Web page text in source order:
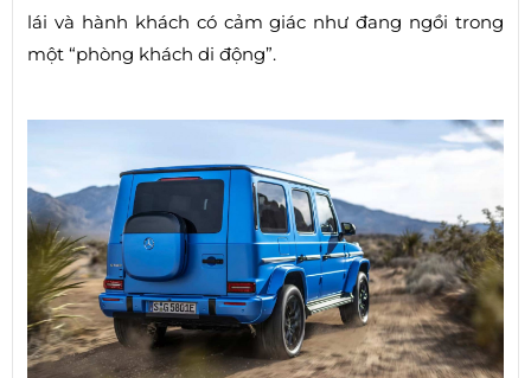
lái và hành khách có cảm giác như đang ngồi trong
một “phòng khách di động”.